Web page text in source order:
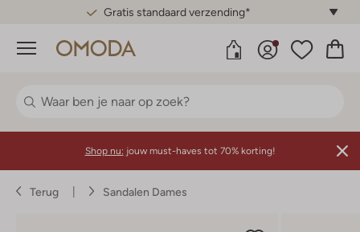
Gratis standaard verzending*
Menu
Shop nu: jouw must-haves tot 70% korting!
Terug Sandalen Dames